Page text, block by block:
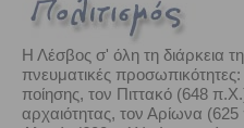
Η Λέσβος σ' όλη τη διάρκεια
πνευματικές
ποίησης, τον Πιττακό (648
αρχαιότητας, τον Αρίωνα (625